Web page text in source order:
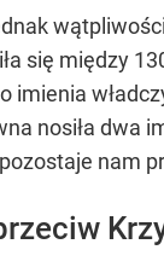
się między
imienia
nosiła dwa
nam